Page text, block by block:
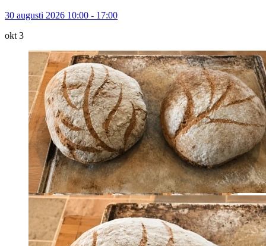
30 augusti 2026 10:00 - 17:00
okt 3